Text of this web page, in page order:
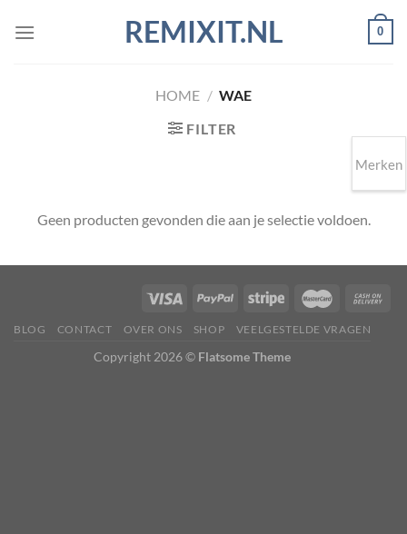
naar
REMIXIT.NL 0
HOME / WAE
FILTER
Geen producten gevonden die aan je selectie voldoen.
BLOG CONTACT OVER ONS SHOP VEELGESTELDE VRAGEN
Copyright 2026 © Flatsome Theme
Merken